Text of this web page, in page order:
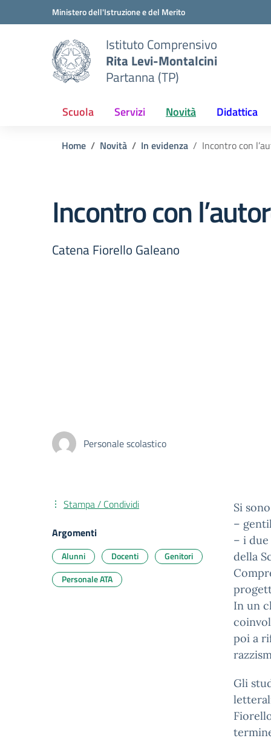
Vai ai contenuti
Vai al menu di navigazioneMinistero dell'Istruzione e del Merito
Istituto Comprensivo
Rita Levi-Montalcini
Partanna (TP)
Scuola Servizi Novità Didattica
Home Novità In evidenza Incontro con
Incontro con
Catena Fiorello Galeano
Personale scolastico
Si
–
– i
della
In un
poi a
Gli
Stampa / Condividi
Argomenti
Alunni Docenti
Genitori
Personale ATA